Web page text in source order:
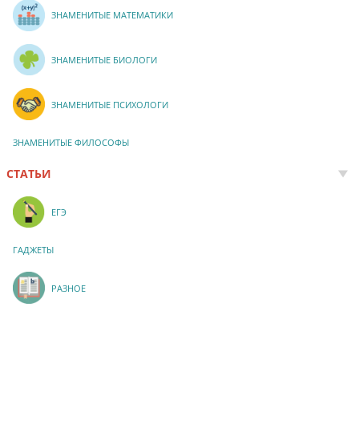
ЗНАМЕНИТЫЕ МАТЕМАТИКИ
ЗНАМЕНИТЫЕ БИОЛОГИ
ЗНАМЕНИТЫЕ ПСИХОЛОГИ
ЗНАМЕНИТЫЕ ФИЛОСОФЫ
СТАТЬИ
ЕГЭ
ГАДЖЕТЫ
РАЗНОЕ